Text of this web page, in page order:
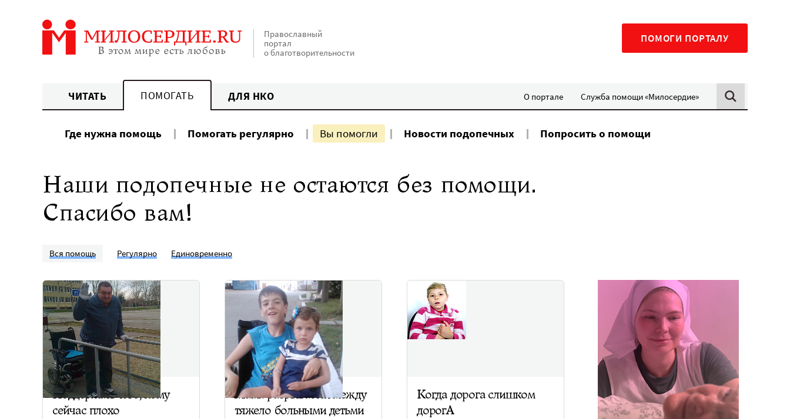
Православный
портал
о благотворительности
ПОМОГИ ПОРТАЛУ
ЧИТАТЬ ПОМОГАТЬ ДЛЯ НКО О портале Служба помощи «Милосердие»
Где нужна помощь Помогать регулярно Вы помогли Новости подопечных Попросить о помощи
Наши подопечные не остаются без помощи.
Спасибо вам!
Вся помощь Регулярно Единовременно
Поддержать того, кому
сейчас плохо
Мама разрывается между
тяжело больными детьми
Когда дорога слишком
дорогА